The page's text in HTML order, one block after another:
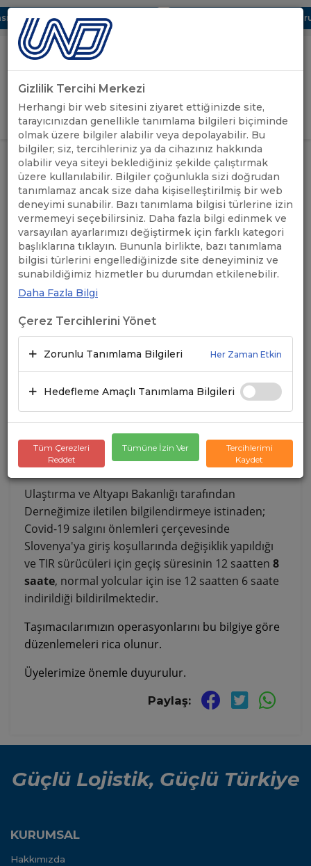
Dijital UBAK Bölümü Hakkında UND, Yunanistan Vize
Uluslararası Nakliyeciler Derneği
GİRİŞ YAP
ANASAYFA /
ÖNEMLİ
DUYURULAR
/ SLOVENYA'YA GİRİŞTE PCR TESTİ
MUAFİYETİNDE DEĞİŞİKLİK
SLOVENYA'YA GİRİŞTE PCR
TESTİ MUAFİYETİNDE
DEĞİŞİKLİK
04.01.2021
Ulaştırma ve Altyapı Bakanlığı tarafından
Derneğimize iletilen bilgilendirmeye istinaden;
Covid-19 salgını önlemleri çerçevesinde
Slovenya'ya giriş koşullarında değişiklik yapıldığı
ve TIR sürücüleri için geçiş süresinin 12 saatten 8
saate, normal yolcular için ise 12 saatten 6 saate
indirildiği bildirilmektedir.
Taşımacılarımızın operasyonlarını bu bilgiye göre
düzenlemeleri rica olunur.
Üyelerimize önemle duyurulur.
Paylaş:
Güçlü Lojistik, Güçlü Türkiye
KURUMSAL
Hakkımızda
Gizlilik Tercihi Merkezi
Herhangi bir web sitesini ziyaret ettiğinizde site,
tarayıcınızdan genellikle tanımlama bilgileri biçiminde
olmak üzere bilgiler alabilir veya depolayabilir. Bu
bilgiler; siz, tercihleriniz ya da cihazınız hakkında
olabilir veya siteyi beklediğiniz şekilde çalıştırmak
üzere kullanılabilir. Bilgiler çoğunlukla sizi doğrudan
tanımlamaz ancak size daha kişiselleştirilmiş bir web
deneyimi sunabilir. Bazı tanımlama bilgisi türlerine izin
vermemeyi seçebilirsiniz. Daha fazla bilgi edinmek ve
varsayılan ayarlarımızı değiştirmek için farklı kategori
başlıklarına tıklayın. Bununla birlikte, bazı tanımlama
bilgisi türlerini engellediğinizde site deneyiminiz ve
sunabildiğimiz hizmetler bu durumdan etkilenebilir.
Daha Fazla Bilgi
Çerez Tercihlerini Yönet
Zorunlu Tanımlama Bilgileri Her Zaman Etkin
Hedefleme Amaçlı Tanımlama Bilgileri
Tüm Çerezleri
Reddet
Tümüne İzin Ver
Tercihlerimi
Kaydet